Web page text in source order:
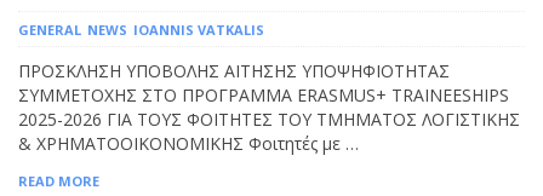
GENERAL NEWS IOANNIS VATKALIS
ΠΡΟΣΚΛΗΣΗ ΥΠΟΒΟΛΗΣ ΑΙΤΗΣΗΣ ΥΠΟΨΗΦΙΟΤΗΤΑΣ
ΣΥΜΜΕΤΟΧΗΣ ΣΤΟ ΠΡΟΓΡΑΜΜΑ ERASMUS+ TRAINEESHIPS
2025-2026 ΓΙΑ ΤΟΥΣ ΦΟΙΤΗΤΕΣ ΤΟΥ ΤΜΗΜΑΤΟΣ ΛΟΓΙΣΤΙΚΗΣ
& ΧΡΗΜΑΤΟΟΙΚΟΝΟΜΙΚΗΣ Φοιτητές με …
READ MORE